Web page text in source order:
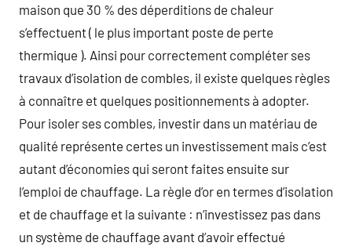
maison que 30 % des déperditions de chaleur
s’effectuent ( le plus important poste de perte
thermique ). Ainsi pour correctement compléter ses
travaux d’isolation de combles, il existe quelques règles
à connaître et quelques positionnements à adopter.
Pour isoler ses combles, investir dans un matériau de
qualité représente certes un investissement mais c’est
autant d’économies qui seront faites ensuite sur
l’emploi de chauffage. La règle d’or en termes d’isolation
et de chauffage et la suivante : n’investissez pas dans
un système de chauffage avant d’avoir effectué